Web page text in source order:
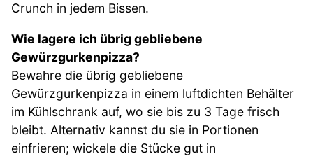
Crunch in jedem Bissen.
Wie lagere ich übrig gebliebene
Gewürzgurkenpizza?
Bewahre die übrig gebliebene
Gewürzgurkenpizza in einem luftdichten Behälter
im Kühlschrank auf, wo sie bis zu 3 Tage frisch
bleibt. Alternativ kannst du sie in Portionen
einfrieren; wickele die Stücke gut in